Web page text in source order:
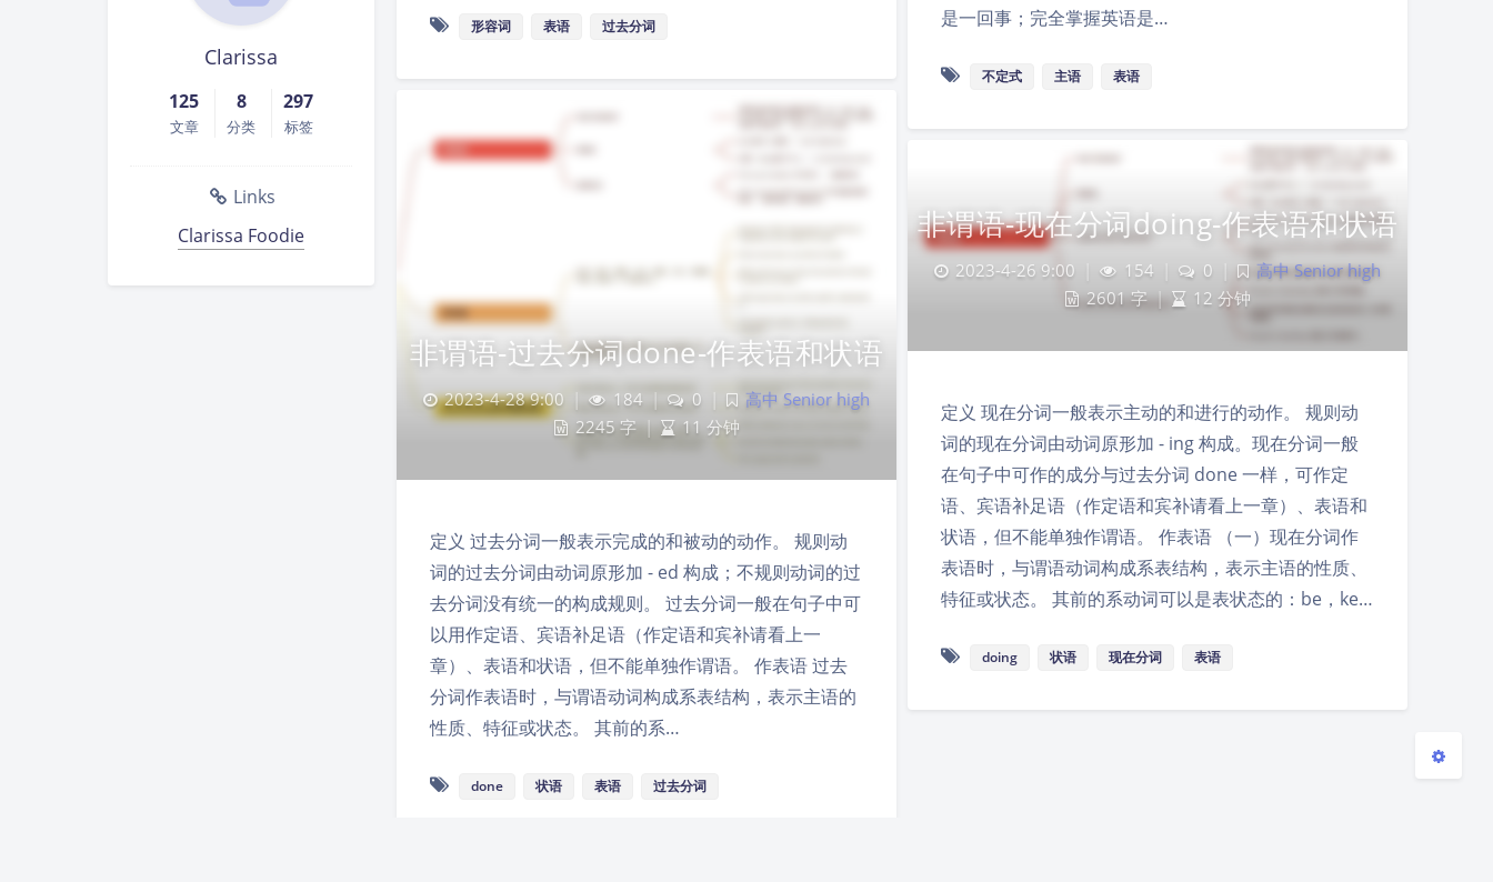
夜间模式
Sans Serif Serif
浅阴影 深阴影
关闭 日落 暗化 灰度
Clarissa
125
文章
8
分类
297
标签
Links
Clarissa Foodie
形容词 表语 过去分词
是一回事；完全掌握英语是…
不定式 主语 表语
非谓语-过去分词done-作表语和状语
2023-4-28 9:00 184 | 0
高中 Senior high
2245 字 | 11 分钟
定义 过去分词一般表示完成的和被动的动作。 规则动
词的过去分词由动词原形加 - ed 构成；不规则动词的过
去分词没有统一的构成规则。 过去分词一般在句子中可
以用作定语、宾语补足语（作定语和宾补请看上一
章）、表语和状语，但不能单独作谓语。 作表语 过去
分词作表语时，与谓语动词构成系表结构，表示主语的
性质、特征或状态。 其前的系…
done 状语 表语 过去分词
非谓语-现在分词doing-作表语和状语
2023-4-26 9:00 154 0
高中 Senior high
2601 字 | 12 分钟
定义 现在分词一般表示主动的和进行的动作。 规则动
词的现在分词由动词原形加 - ing 构成。现在分词一般
在句子中可作的成分与过去分词 done 一样，可作定
语、宾语补足语（作定语和宾补请看上一章）、表语和
状语，但不能单独作谓语。 作表语 （一）现在分词作
表语时，与谓语动词构成系表结构，表示主语的性质、
特征或状态。 其前的系动词可以是表状态的：be，ke…
doing 状语 现在分词 表语